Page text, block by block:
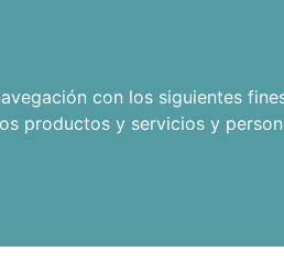
con los siguientes
productos y servicios y